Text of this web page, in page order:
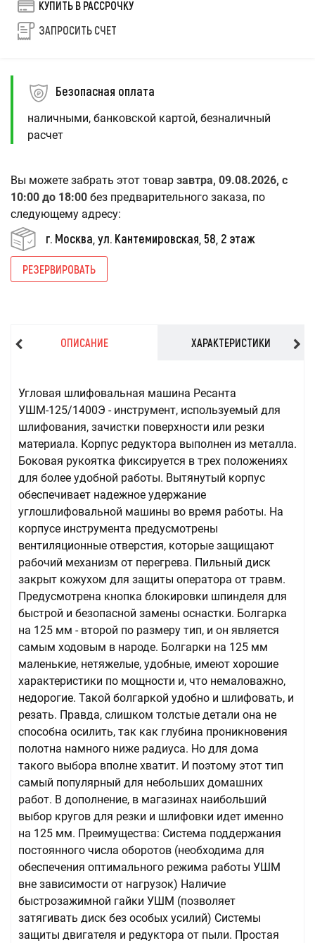
КУПИТЬ В РАССРОЧКУ
ЗАПРОСИТЬ СЧЕТ
Безопасная оплата
наличными, банковской картой, безналичный
расчет
Вы можете забрать этот товар завтра, 09.08.2026, с
10:00 до 18:00 без предварительного заказа, по
следующему адресу:
г. Москва, ул. Кантемировская, 58, 2 этаж
РЕЗЕРВИРОВАТЬ
ОПИСАНИЕ ХАРАКТЕРИСТИКИ
Угловая шлифовальная машина Ресанта
УШМ-125/1400Э - инструмент, используемый для
шлифования, зачистки поверхности или резки
материала. Корпус редуктора выполнен из металла.
Боковая рукоятка фиксируется в трех положениях
для более удобной работы. Вытянутый корпус
обеспечивает надежное удержание
углошлифовальной машины во время работы. На
корпусе инструмента предусмотрены
вентиляционные отверстия, которые защищают
рабочий механизм от перегрева. Пильный диск
закрыт кожухом для защиты оператора от травм.
Предусмотрена кнопка блокировки шпинделя для
быстрой и безопасной замены оснастки. Болгарка
на 125 мм - второй по размеру тип, и он является
самым ходовым в народе. Болгарки на 125 мм
маленькие, нетяжелые, удобные, имеют хорошие
характеристики по мощности и, что немаловажно,
недорогие. Такой болгаркой удобно и шлифовать, и
резать. Правда, слишком толстые детали она не
способна осилить, так как глубина проникновения
полотна намного ниже радиуса. Но для дома
такого выбора вполне хватит. И поэтому этот тип
самый популярный для небольших домашних
работ. В дополнение, в магазинах наибольший
выбор кругов для резки и шлифовки идет именно
на 125 мм. Преимущества: Система поддержания
постоянного числа оборотов (необходима для
обеспечения оптимального режима работы УШМ
вне зависимости от нагрузок) Наличие
быстрозажимной гайки УШМ (позволяет
затягивать диск без особых усилий) Системы
защиты двигателя и редуктора от пыли. Простая